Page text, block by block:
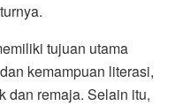
tujuan utama
kemampuan literasi,
dan remaja. Selain itu,